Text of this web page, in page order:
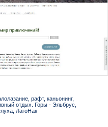
рафт, каньонинг,
отдых. Горы - Эльбрус,
ЛагоНак